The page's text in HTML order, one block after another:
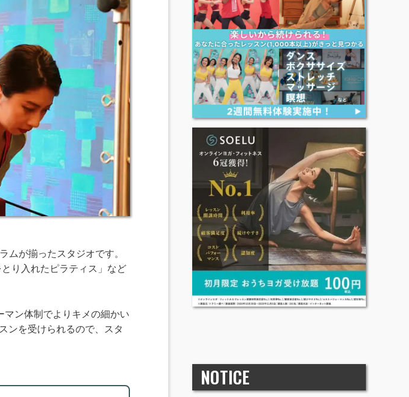
ムが揃ったスタジオです。
り入れたピラティス」など
マン体制でよりキメの細かい
ンを受けられるので、スタ
NOTICE